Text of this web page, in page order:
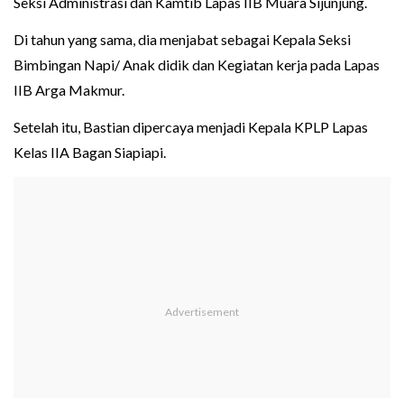
Di tahun yang sama, dia menjabat sebagai Kepala Seksi
Bimbingan Napi/ Anak didik dan Kegiatan kerja pada Lapas
IIB Arga Makmur.
Setelah itu, Bastian dipercaya menjadi Kepala KPLP Lapas
Kelas IIA Bagan Siapiapi.